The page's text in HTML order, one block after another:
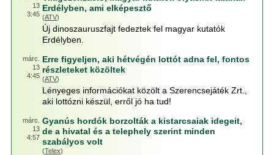
13
3:45
Erdélyben, ami elképesztő
(ATV)
Új dinoszauruszfajt fedeztek fel magyar kutatók
Erdélyben.
márc.
13
4:45
Erre figyeljen, aki hétvégén lottót adna fel, fontos
részleteket közöltek
(ATV)
Lényeges információkat közölt a Szerencsejáték Zrt.,
aki lottózni készül, erről jó ha tud!
márc.
13
4:57
Gyanús hordók borzolták a kistarcsaiak idegeit,
de a hivatal és a telephely szerint minden
szabályos volt
(Telex)